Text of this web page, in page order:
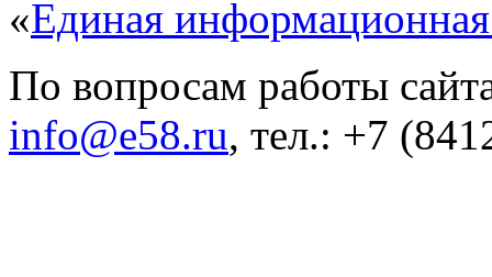
«Единая
По вопросам работы
info@e58.ru, тел.: +7